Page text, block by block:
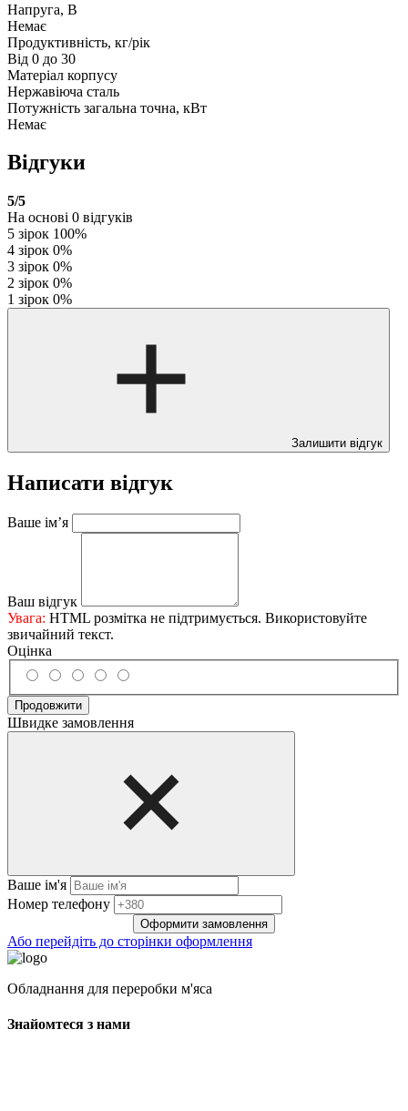
Напруга, В
Немає
Продуктивність, кг/рік
Від 0 до 30
Матеріал корпусу
Нержавіюча сталь
Потужність загальна точна, кВт
Немає
Відгуки
5/5
На основі 0 відгуків
5 зірок 100%
4 зірок 0%
3 зірок 0%
2 зірок 0%
1 зірок 0%
Залишити відгук
Написати відгук
Ваше ім’я
Ваш відгук
Увага: HTML розмітка не підтримується. Використовуйте
звичайний текст.
Оцінка
Продовжити
Швидке замовлення
Ваше ім'я
Нoмep тeлeфoнy
Оформити замовлення
Або перейдіть до сторінки оформлення
Обладнання для переробки м'яса
Знайомтеся з нами